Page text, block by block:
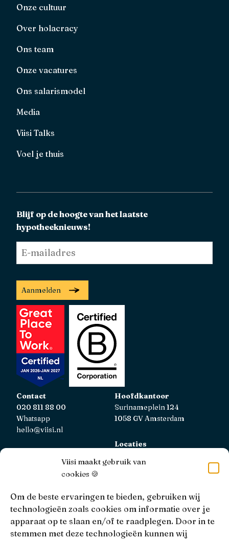
Viisi maakt gebruik van
cookies 🍪
Om de beste ervaringen te bieden, gebruiken wij
technologieën zoals cookies om informatie over je
apparaat op te slaan en/of te raadplegen. Door in te
stemmen met deze technologieën kunnen wij
Onze cultuur
Over holacracy
Ons team
Onze vacatures
Ons salarismodel
Media
Viisi Talks
Voel je thuis
Blijf op de hoogte van het laatste
hypotheeknieuws!
mailadres *
Aanmelden
Contact
020 811 88 00
Whatsapp
hello@viisi.nl
Hoofdkantoor
Surinameplein 124
1058 GV Amsterdam
Locaties
Viisi Hypotheken is geregistreerd bij de AFM.
Registratienummer: 12039833
KiFiD